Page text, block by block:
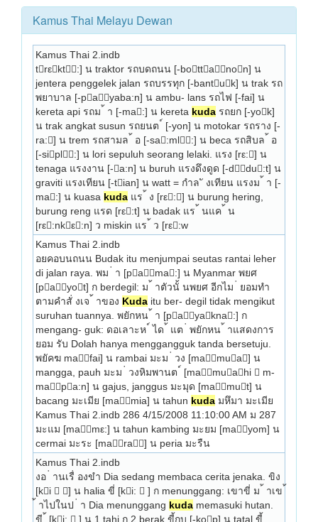
Kamus Thai Melayu Dewan
Kamus Thai 2.indb
trεkt:] น traktor รถบดถนน [-bottanon] น
jentera penggelek jalan รถบรรทุก [-bantuk] น trak รถ
พยาบาล [-payaba:n] น ambu- lans รถไฟ [-fai] น
kereta api รถม ้ า [-ma:] น kereta kuda รถยก [-yok]
น trak angkat susun รถยนต ์ [-yon] น motokar รถราง [-
ra:] น trem รถสามล ้ อ [-sa:ml:] น beca รถสิบล ้ อ
[-sipl:] น lori sepuluh seorang lelaki. แรง [rε:] น
tenaga แรงงาน [-a:n] น buruh แรงดึงดูด [-ddu:t] น
graviti แรงเทียน [-tian] น watt = กำล ั งเทียน แรงม ้ า [-
ma:] น kuasa kuda แร ้ ง [rε:] น burung hering,
burung reng แรด [rε:t] น badak แร ้ นแค ้ น
[rε:nkε:n] ว miskin แร ้ ว [rε:w
Kamus Thai 2.indb
อยคอบนถนน Budak itu menjumpai seutas rantai leher
di jalan raya. พม ่ า [pama:] น Myanmar พยศ
[payot] ก berdegil: ม ้ าตัวนั้ นพยศ อีกไม ่ ยอมทำ
ตามคำสั่ งเจ ้ าของ Kuda itu ber- degil tidak mengikut
suruhan tuannya. พยักหน ้ า [payakna:] ก
mengang- guk: ดอเลาะห ์ ได ้ แต ่ พยักหน ้ าแสดงการ
ยอม รับ Dolah hanya menggangguk tanda bersetuju.
พยัคฆ mafai] น rambai มะม ่ วง [mamua] น
mangga, pauh มะม ่ วงหิมพานต ์ [mamuahi  m-
mapa:n] น gajus, janggus มะมุด [mamut] น
bacang มะเมีย [mamia] น tahun kuda มหึมา มะเมีย
Kamus Thai 2.indb 286 4/15/2008 11:10:00 AM ม 287
มะแม [mamε:] น tahun kambing มะยม [mayom] น
cermai มะระ [mara] น peria มะรืน
Kamus Thai 2.indb
งอ ่ านเรื่ องขำ Dia sedang membaca cerita jenaka. ขิง
[ki  ] น halia ขี่ [ki:  ] ก menunggang: เขาขี่ ม ้ าเข
้ าไปในป ่ า Dia menunggang kuda memasuki hutan.
ขี ้ [ki:  ] น 1 tahi ก 2 berak ขี้กบ [-kop] น tatal ขี้